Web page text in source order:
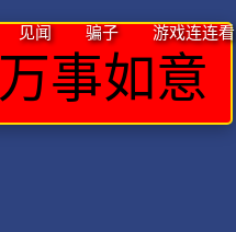
见闻 骗子 游戏连连看
万事如意